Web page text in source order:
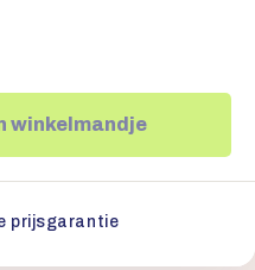
winkelmandje
prijsgarantie